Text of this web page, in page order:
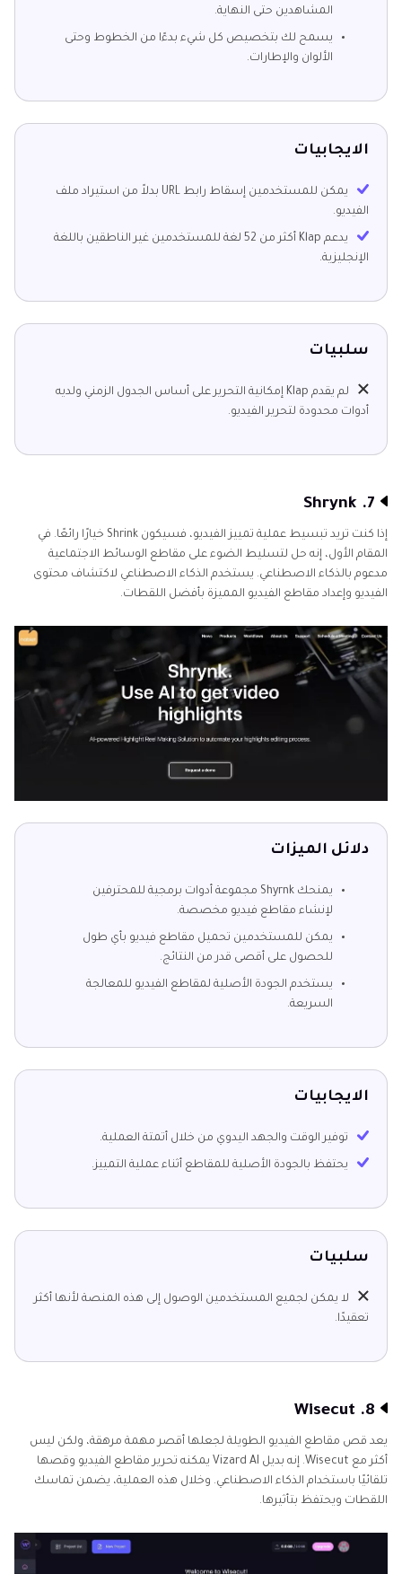
المشاهدين حتى النهاية.
يسمح لك بتخصيص كل شيء بدءًا من الخطوط وحتى
الألوان والإطارات.
الايجابيات
يمكن للمستخدمين إسقاط رابط URL بدلاً من استيراد ملف
الفيديو.
يدعم Klap أكثر من 52 لغة للمستخدمين غير الناطقين باللغة
الإنجليزية.
سلبيات
لم يقدم Klap إمكانية التحرير على أساس الجدول الزمني ولديه
أدوات محدودة لتحرير الفيديو.
7. Shrynk
إذا كنت تريد تبسيط عملية تمييز الفيديو، فسيكون Shrink خيارًا رائعًا. في
المقام الأول، إنه حل لتسليط الضوء على مقاطع الوسائط الاجتماعية
مدعوم بالذكاء الاصطناعي. يستخدم الذكاء الاصطناعي لاكتشاف محتوى
الفيديو وإعداد مقاطع الفيديو المميزة بأفضل اللقطات.
دلائل الميزات
يمنحك Shyrnk مجموعة أدوات برمجية للمحترفين
لإنشاء مقاطع فيديو مخصصة.
يمكن للمستخدمين تحميل مقاطع فيديو بأي طول
للحصول على أقصى قدر من النتائج.
يستخدم الجودة الأصلية لمقاطع الفيديو للمعالجة
السريعة.
الايجابيات
توفير الوقت والجهد اليدوي من خلال أتمتة العملية.
يحتفظ بالجودة الأصلية للمقاطع أثناء عملية التمييز.
سلبيات
لا يمكن لجميع المستخدمين الوصول إلى هذه المنصة لأنها أكثر
تعقيدًا.
8. Wisecut
يعد قص مقاطع الفيديو الطويلة لجعلها أقصر مهمة مرهقة، ولكن ليس
أكثر مع Wisecut. إنه بديل Vizard AI يمكنه تحرير مقاطع الفيديو وقصها
تلقائيًا باستخدام الذكاء الاصطناعي. وخلال هذه العملية، يضمن تماسك
اللقطات ويحتفظ بتأثيرها.